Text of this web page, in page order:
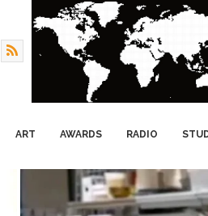
ART AWARDS RADIO